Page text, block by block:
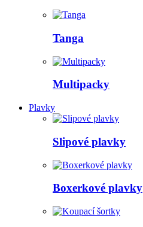
Tanga
Multipacky
Plavky
Slipové plavky
Boxerkové plavky